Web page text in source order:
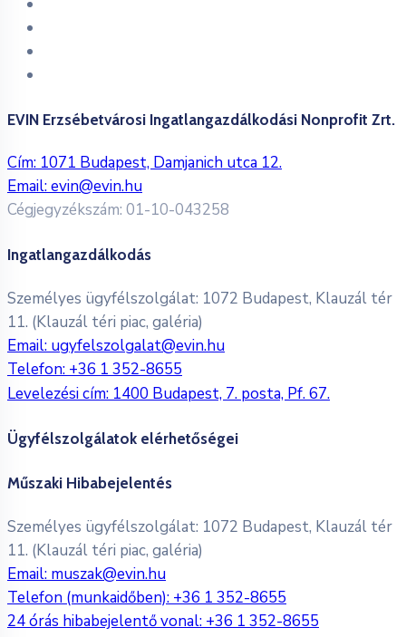
EVIN Erzsébetvárosi Ingatlangazdálkodási Nonprofit Zrt.
Cím: 1071 Budapest, Damjanich utca 12.
Email:evin@evin.hu
Cégjegyzékszám: 01-10-043258
Ingatlangazdálkodás
Személyes ügyfélszolgálat: 1072 Budapest, Klauzál tér
11. (Klauzál téri piac, galéria)
Email: ugyfelszolgalat@evin.hu
Telefon: +36 1 352-8655
Levelezési cím: 1400 Budapest, 7. posta, Pf. 67.
Ügyfélszolgálatok elérhetőségei
Műszaki Hibabejelentés
Személyes ügyfélszolgálat: 1072 Budapest, Klauzál tér
11. (Klauzál téri piac, galéria)
Email: muszak@evin.hu
Telefon (munkaidőben): +36 1 352-8655
24 órás hibabejelentő vonal: +36 1 352-8655